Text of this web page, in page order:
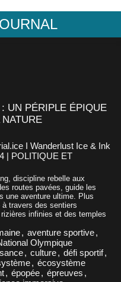
UN PÉRIPLE ÉPIQUE
I Wanderlust Ice & Ink
| POLITIQUE ET
discipline rebelle aux
routes pavées, guide les
une aventure ultime. Plus
travers des sentiers
infinies et des temples
, aventure sportive,
Olympique
, culture, défi sportif,
, écosystème
, épopée, épreuves ,